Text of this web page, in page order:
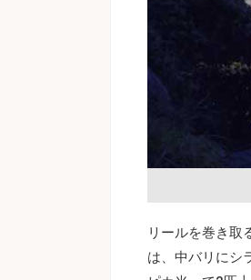
リールを巻き取
は、中バリにシ